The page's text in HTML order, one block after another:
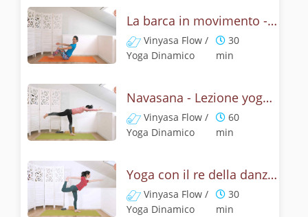
La barca in movimento - Addominali con Navasana
Vinyasa Flow /
Yoga Dinamico
30
min
Navasana - Lezione yoga con la mitologia della posizione della barca
Vinyasa Flow /
Yoga Dinamico
60
min
Yoga con il re della danza - Natarajasana con un braccio
Vinyasa Flow /
Yoga Dinamico
30
min